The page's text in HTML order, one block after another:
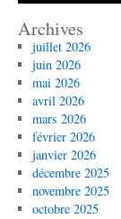
Archives
juillet 2026
juin 2026
mai 2026
avril 2026
mars 2026
février 2026
janvier 2026
décembre 2025
novembre 2025
octobre 2025